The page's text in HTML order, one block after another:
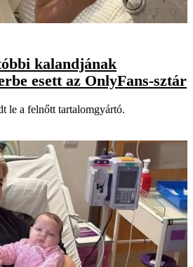
kalandjának
esett az OnlyFans-sztár
le a felnőtt tartalomgyártó.